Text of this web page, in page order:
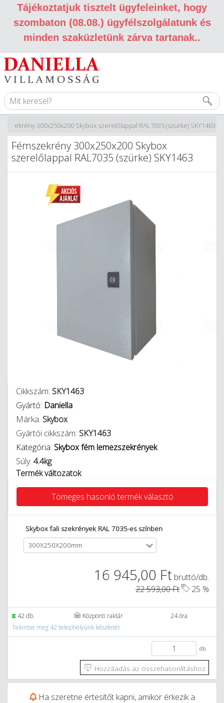
Tájékoztatjuk tisztelt ügyfeleinket, hogy
szombaton (08.08.) ügyfélszolgálatunk és
minden szaküzletünk zárva tartanak..
300x250x200 Skybox szerelőlappal RAL7035 (szürke) SKY1463
Fémszekrény 300x250x200 Skybox
szerelőlappal RAL7035 (szürke) SKY1463
Cikkszám: SKY1463
Gyártó: Daniella
Márka: Skybox
Gyártói cikkszám: SKY1463
Kategória: Skybox fém lemezszekrények
Súly: 4.4kg
Termék változatok
Tömeges hasonló termék választó
Skybox fali szekrények RAL 7035-es színben
300X250X200mm
16 945,00 Ft bruttó/db.
22 593,00 Ft
25 %
42 db. Központi raktár
24 óra
Tekintse meg 42 telephelyünk készletét
db.
Hozzáadás az összehasonlításhoz
Ha szeretne értesítőt kapni, amikor érkezik a